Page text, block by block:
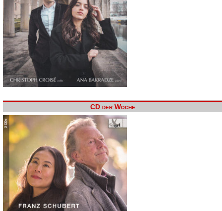
CD der Woche